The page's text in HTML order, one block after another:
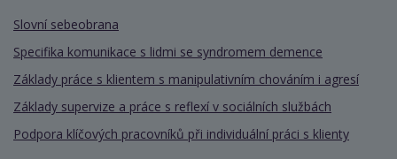
Slovní sebeobrana
Specifika komunikace s lidmi se syndromem demence
Základy práce s klientem s manipulativním chováním i agresí
Základy supervize a práce s reflexí v sociálních službách
Podpora klíčových pracovníků při individuální práci s klienty